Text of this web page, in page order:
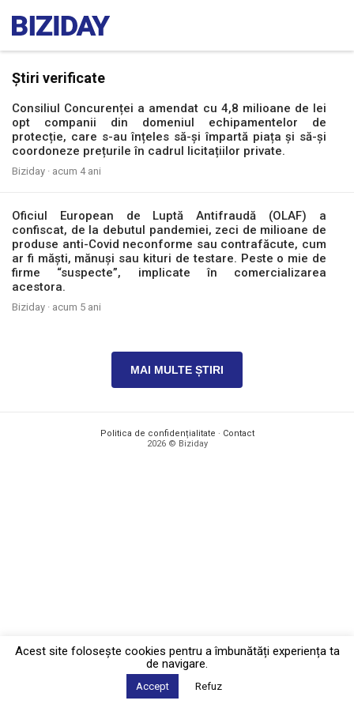
Știri verificate
Consiliul Concurenței a amendat cu 4,8 milioane de lei
opt companii din domeniul echipamentelor de
protecție, care s-au înțeles să-și împartă piața și să-și
coordoneze prețurile în cadrul licitațiilor private.
Biziday · acum 4 ani
Oficiul European de Luptă Antifraudă (OLAF) a
confiscat, de la debutul pandemiei, zeci de milioane de
produse anti-Covid neconforme sau contrafăcute, cum
ar fi măști, mănuși sau kituri de testare. Peste o mie de
firme “suspecte”, implicate în comercializarea
acestora.
Biziday · acum 5 ani
MAI MULTE ȘTIRI
Politica de confidențialitate · Contact
2026 © Biziday
Acest site foloseşte cookies pentru a îmbunătăți experiența ta
de navigare.
Accept Refuz